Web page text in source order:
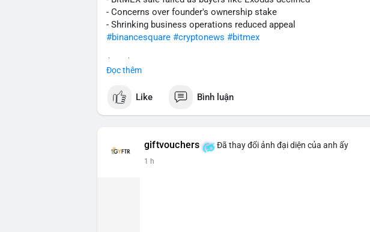
hiện trên sàn giao dịch lớn, hãy cân nhắc giảm vị thế đòn bẩy.
lạnh, đây có thể là tín hiệu tích lũy tích cực. Luôn đặt lệnh stop-
biến động ngắn hạn.
- Concerns over founder's ownership stake
- Shrinking business operations reduced appeal
#binancesquare #cryptonews #bitmex
📰 Nguồn: CoinDesk
Đọc thêm
Like Bình luận
giftvouchers Đã thay đổi ảnh đại diện của anh ấy
1 h